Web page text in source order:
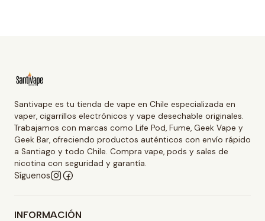
Santivape es tu tienda de vape en Chile especializada en
vaper, cigarrillos electrónicos y vape desechable originales.
Trabajamos con marcas como Life Pod, Fume, Geek Vape y
Geek Bar, ofreciendo productos auténticos con envío rápido
a Santiago y todo Chile. Compra vape, pods y sales de
nicotina con seguridad y garantía.
Síguenos
INFORMACIÓN